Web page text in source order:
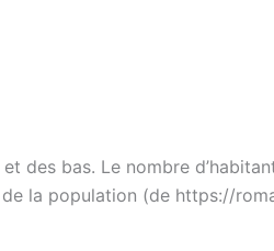
des bas. Le nombre
la population (de https://